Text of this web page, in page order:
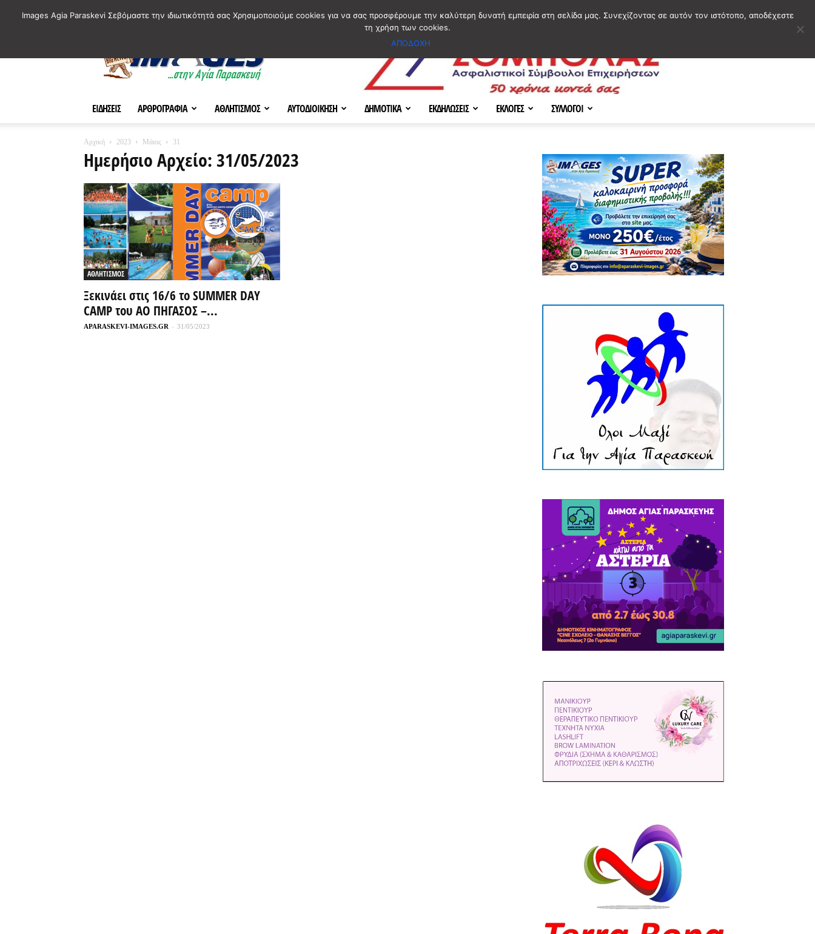
ΕΙΔΗΣΕΙΣ ΑΡΘΡΟΓΡΑΦΙΑ ΑΘΛΗΤΙΣΜΟΣ ΑΥΤΟΔΙΟΙΚΗΣΗ ΔΗΜΟΤΙΚΑ ΕΚΔΗΛΩΣΕΙΣ ΕΚΛΟΓΕΣ ΣΥΛΛΟΓΟΙ
Αρχική 2023 Μάιος 31
Ημερήσιο Αρχείο: 31/05/2023
ΑΘΛΗΤΙΣΜΟΣ
Ξεκινάει στις 16/6 το SUMMER DAY
CAMP του ΑΟ ΠΗΓΑΣΟΣ –...
APARASKEVI-IMAGES.GR - 31/05/2023
Images Agia Paraskevi Σεβόμαστε την ιδιωτικότητά σας Χρησιμοποιούμε cookies για να σας προσφέρουμε την καλύτερη δυνατή εμπειρία στη σελίδα μας. Συνεχίζοντας σε αυτόν τον ιστότοπο, αποδέχεστε
τη χρήση των cookies.
ΑΠΟΔΟΧΗ